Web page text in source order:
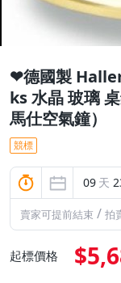
❤德國製
ks 水晶 玻璃
馬仕空氣鐘）
競標
09 天
賣家可提前結束 / 拍
起標價格